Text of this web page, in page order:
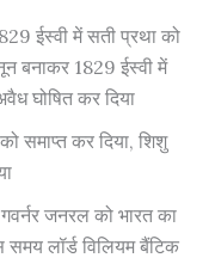
ईस्वी में सती प्रथा को
बनाकर 1829 ईस्वी में
घोषित कर दिया
समाप्त कर दिया, शिशु
जनरल को भारत का
समय लॉर्ड विलियम बैंटिक